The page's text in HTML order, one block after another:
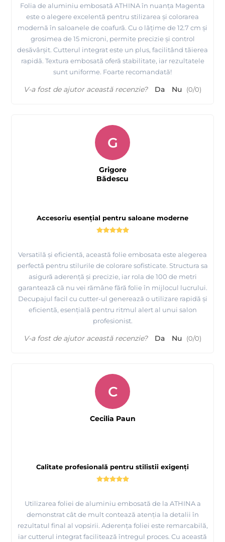
Folia de aluminiu embosată ATHINA în nuanța Magenta
este o alegere excelentă pentru stilizarea și colorarea
modernă în saloanele de coafură. Cu o lățime de 12.7 cm și
grosimea de 15 microni, permite precizie și control
desăvârșit. Cutterul integrat este un plus, facilitând tăierea
rapidă. Textura embosată oferă stabilitate, iar rezultatele
sunt uniforme. Foarte recomandată!
V-a fost de ajutor această recenzie? Da Nu (0/0)
Accesoriu esențial pentru saloane moderne
Versatilă și eficientă, această folie embosata este alegerea
perfectă pentru stilurile de colorare sofisticate. Structura sa
asigură aderență și precizie, iar rola de 100 de metri
garantează că nu vei rămâne fără folie în mijlocul lucrului.
Decupajul facil cu cutter-ul generează o utilizare rapidă și
eficientă, esențială pentru ritmul alert al unui salon
profesionist.
G
Grigore
Bădescu
V-a fost de ajutor această recenzie? Da Nu (0/0)
Calitate profesională pentru stilistii exigenți
Utilizarea foliei de aluminiu embosată de la ATHINA a
demonstrat cât de mult contează atenția la detalii în
rezultatul final al vopsirii. Aderența foliei este remarcabilă,
iar cutterul integrat facilitează întregul proces. Cu această
C
Cecilia Paun